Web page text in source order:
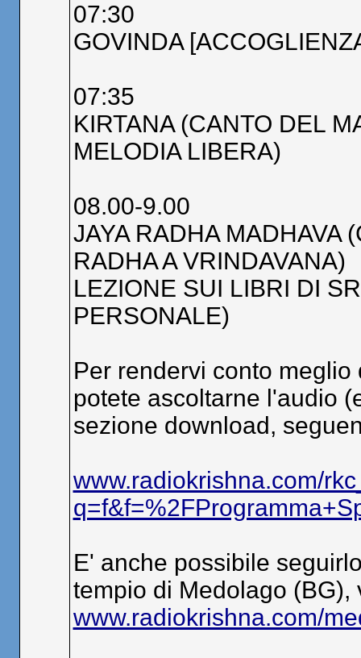
07:30
GOVINDA
07:35
KIRTANA (CANTO DEL
MELODIA LIBERA)
08.00-9.00
JAYA RADHA MADHAVA
RADHA A VRINDAVANA)
LEZIONE SUI LIBRI DI
PERSONALE)
Per rendervi conto
potete ascoltarne l'audio
sezione download,
www.radiokrishna.com/
E' anche possibile
tempio di Medolago
www.radiokrishna.com/